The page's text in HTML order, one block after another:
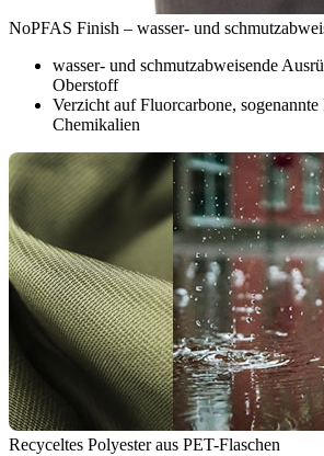
NoPFAS Finish – wasser- und
wasser- und schmutzabweisende
Oberstoff
Verzicht auf Fluorcarbone,
Chemikalien
Recyceltes Polyester aus PET-Flaschen